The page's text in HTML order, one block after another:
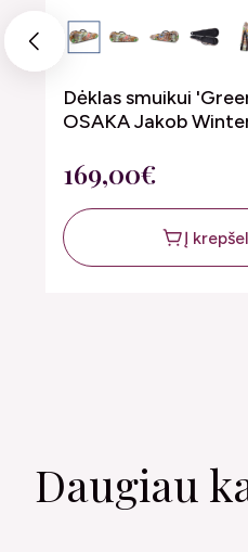
Previous
Dėklas smuikui
OSAKA Jakob
169,00€
Į
Daugiau